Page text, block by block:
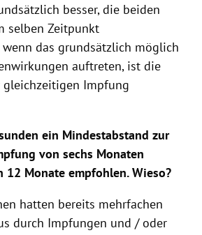
besser, die beiden
selben Zeitpunkt
das grundsätzlich möglich
auftreten, ist die
Impfung
ein Mindestabstand zur
von sechs Monaten
12 Monate empfohlen. Wieso?
hatten bereits mehrfachen
durch Impfungen und / oder